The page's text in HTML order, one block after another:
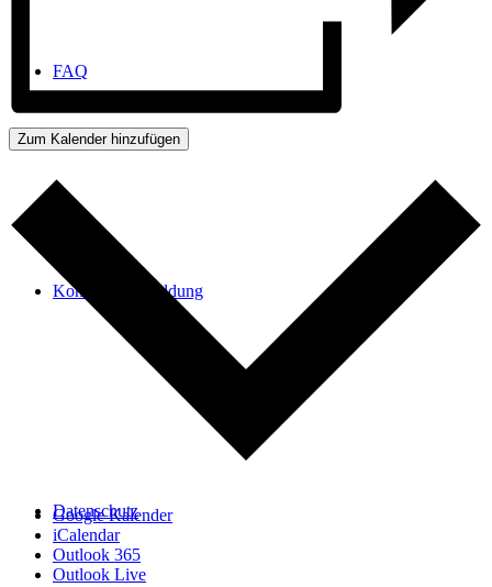
FAQ
Kontakt / Anmeldung
Datenschutz
Zum Kalender hinzufügen
Google Kalender
iCalendar
Outlook 365
Outlook Live